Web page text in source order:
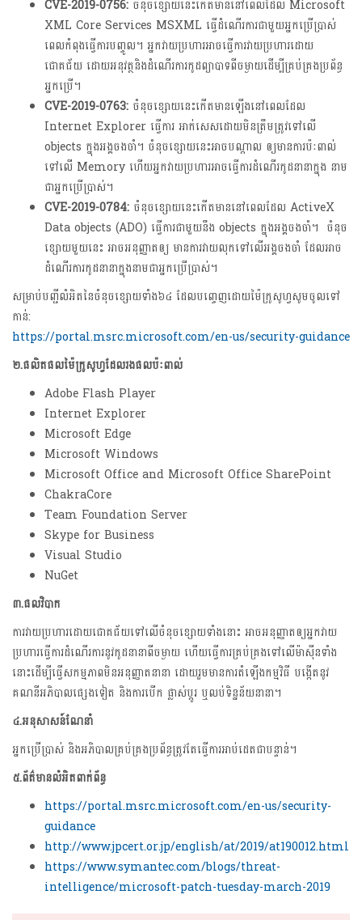
CVE-2019-0756: ចំនុចខ្សោយនេះកើតមាននៅពេលដែល Microsoft
XML Core Services MSXML ធ្វើដំណើរការជាមួយអ្នកប្រើប្រាស់​
ពេលកំពុងធ្វើការ​បញ្ចូល។ អ្នកវាយប្រហារអាចធ្វើការវាយប្រហារដោយ
ជោគជ័យ ដោយអនុវត្ថនិងដំណើរការកូដព្យាបាទពីចម្ងាយដើម្បីគ្រប់គ្រងប្រព័ន្ធ
អ្នកប្រើ។
CVE-2019-0763: ចំនុចខ្សោយនេះកើតមានឡើងនៅពេលដែល
Internet Explorer ធ្វើការ អាក់សេសដោយមិនត្រឹមត្រូវទៅលើ
objects ក្នុងអង្គចងចាំ។ ចំនុចខ្សោយនេះអាចបណ្តាល ឲ្យមានការប៉ៈពាល់
ទៅលើ Memory ហើយអ្នកវាយប្រហារអាចធ្វើការដំណើរកូដនានាក្នុង នាម
ជាអ្នកប្រើប្រាស់។
CVE-2019-0784: ចំនុចខ្សោយនេះកើតមាននៅពេលដែល ActiveX
Data objects (ADO) ធ្វើការជាមួយនឹង objects ក្នុងអង្គចងចាំ។ ចំនុច
ខ្សោយមួយនេះ អាចអនុញ្ញាតឲ្យ មានការវាយលុកទៅលើអង្គចងចាំ ដែលអាច
ដំណើរការកូដនានាក្នុងនាមជាអ្នកប្រើប្រាស់។
សម្រាប់បញ្ជីលំអិតនៃចំនុចខ្សោយទាំង៦៤ ដែលបញ្ចេញដោយម៉ៃក្រូសូហ្វសូមចូលទៅ
កាន់:
https://portal.msrc.microsoft.com/en-us/security-guidance
២.ផលិតផលម៉ៃក្រូសូហ្វដែលរងផលប៉ៈពាល់
Adobe Flash Player
Internet Explorer
Microsoft Edge
Microsoft Windows
Microsoft Office and Microsoft Office SharePoint
ChakraCore
Team Foundation Server
Skype for Business
Visual Studio
NuGet
៣.ផលវិបាក
ការវាយប្រហារដោយជោគជ័យទៅលើចំនុចខ្សោយទាំងនោះ អាចអនុញ្ញាតឲ្យអ្នកវាយ
ប្រហារធ្វើការដំណើរការនូវកូដនានាពីចម្ងាយ ហើយធ្វើការគ្រប់គ្រងទៅលើម៉ាស៊ីន​ទាំង
នោះដើម្បីធ្វើសកម្មភាពមិនអនុញ្ញាតនានា ដោយរួមមានការតំឡើងកម្មវិធី បង្កើតនូវ
គណនីអភិបាលផ្សេងទៀត និងការបើក ផ្លាស់ប្តូរ ឬលប់ទិន្នន័យនានា។
៤.អនុសាសន៍ណែនាំ
អ្នកប្រើប្រាស់ និងអភិបាលគ្រប់គ្រងប្រព័ន្ធត្រូវតែធ្វើការអាប់ដេតជាបន្ទាន់។
៥.ព័ត៌មានលំអិតពាក់ព័ន្ធ
https://portal.msrc.microsoft.com/en-us/security-
guidance
http://www.jpcert.or.jp/english/at/2019/at190012.html
https://www.symantec.com/blogs/threat-
intelligence/microsoft-patch-tuesday-march-2019